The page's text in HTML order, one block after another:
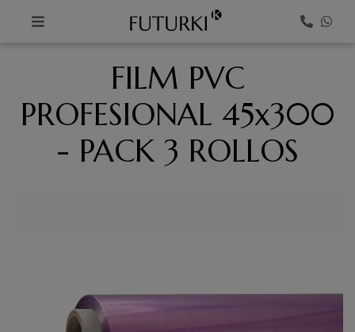
K
FILM PVC
PROFESIONAL 45x300
- PACK 3 ROLLOS